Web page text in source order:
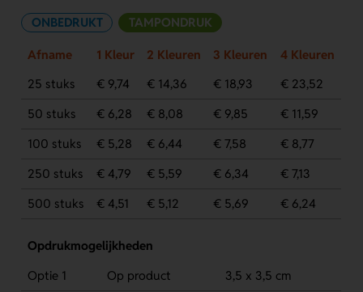
ONBEDRUKT TAMPONDRUK
Afname 1 Kleur 2 Kleuren 3 Kleuren
4 Kleuren
25 stuks
€ 9,74 € 14,36 € 18,93
€ 23,52
50 stuks
€ 6,28 € 8,08 € 9,85
€ 11,59
100 stuks
€ 5,28 € 6,44 € 7,58
€ 8,77
250 stuks
€ 4,79 € 5,59 € 6,34
€ 7,13
500 stuks
€ 4,51 € 5,12 € 5,69 € 6,24
Opdrukmogelijkheden
Optie 1
Op product 3,5 x 3,5 cm